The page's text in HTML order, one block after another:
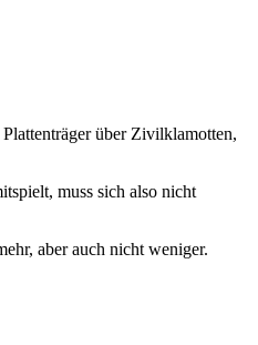
über Zivilklamotten,
muss sich also nicht
aber auch nicht weniger.